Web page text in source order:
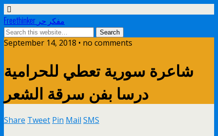
Freethinker مفكر حر
September 14, 2018 • no comments
شاعرة سورية تعطي للحرامية
درسا بفن سرقة الشعر
Share Tweet Pin Mail SMS